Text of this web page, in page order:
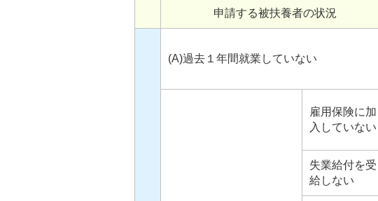
申請する被扶養者の状況
(A)過去１年間就業していない
雇用保険に加
入していない
失業給付を受
給しない